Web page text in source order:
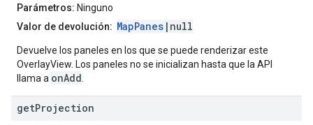
Parámetros: Ninguno
Valor de devolución: MapPanes |null
Devuelve los paneles en los que se puede renderizar este
OverlayView. Los paneles no se inicializan hasta que la API
llama a onAdd
getProjection